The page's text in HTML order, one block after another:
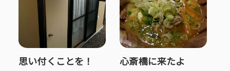
思い付くことを！ 心斎橋に来たよ